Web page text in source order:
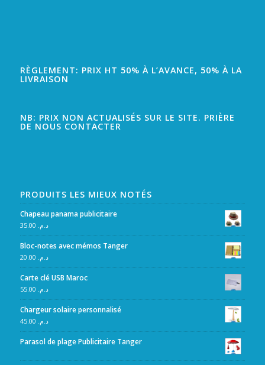
RÈGLEMENT: PRIX HT 50% À L’AVANCE, 50% À LA
LIVRAISON
NB: PRIX NON ACTUALISÉS SUR LE SITE. PRIÈRE
DE NOUS CONTACTER
PRODUITS LES MIEUX NOTÉS
Chapeau panama publicitaire
د.م.
Bloc-notes avec mémos Tanger
د.م.
Carte clé USB Maroc
د.م.
Chargeur solaire personnalisé
د.م.
Parasol de plage Publicitaire Tanger